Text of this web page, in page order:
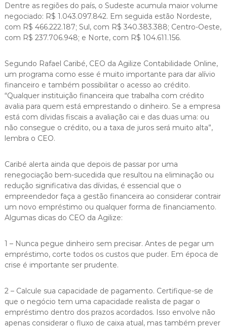
Dentre as regiões do país, o Sudeste acumula maior volume
negociado: R$ 1.043.097.842. Em seguida estão Nordeste,
com R$ 466.222.187; Sul, com R$ 340.383.388; Centro-Oeste,
com R$ 237.706.948; e Norte, com R$ 104.611.156.
Segundo Rafael Caribé, CEO da Agilize Contabilidade Online,
um programa como esse é muito importante para dar alívio
financeiro e também possibilitar o acesso ao crédito.
“Qualquer instituição financeira que trabalha com crédito
avalia para quem está emprestando o dinheiro. Se a empresa
está com dívidas fiscais a avaliação cai e das duas uma: ou
não consegue o crédito, ou a taxa de juros será muito alta”,
lembra o CEO.
Caribé alerta ainda que depois de passar por uma
renegociação bem-sucedida que resultou na eliminação ou
redução significativa das dívidas, é essencial que o
empreendedor faça a gestão financeira ao considerar contrair
um novo empréstimo ou qualquer forma de financiamento.
Algumas dicas do CEO da Agilize:
1 – Nunca pegue dinheiro sem precisar. Antes de pegar um
empréstimo, corte todos os custos que puder. Em época de
crise é importante ser prudente.
2 – Calcule sua capacidade de pagamento. Certifique-se de
que o negócio tem uma capacidade realista de pagar o
empréstimo dentro dos prazos acordados. Isso envolve não
apenas considerar o fluxo de caixa atual, mas também prever